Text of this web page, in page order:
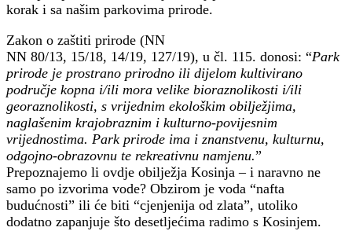
korak i sa našim parkovima prirode.
Zakon o zaštiti prirode (NN
NN 80/13, 15/18, 14/19, 127/19), u čl. 115. donosi: “Park
prirode je prostrano prirodno ili dijelom kultivirano
područje kopna i/ili mora velike bioraznolikosti i/ili
georaznolikosti, s vrijednim ekološkim obilježjima,
naglašenim krajobraznim i kulturno-povijesnim
vrijednostima. Park prirode ima i znanstvenu, kulturnu,
odgojno-obrazovnu te rekreativnu namjenu.”
Prepoznajemo li ovdje obilježja Kosinja – i naravno ne
samo po izvorima vode? Obzirom je voda “nafta
budućnosti” ili će biti “cjenjenija od zlata”, utoliko
dodatno zapanjuje što desetljećima radimo s Kosinjem.